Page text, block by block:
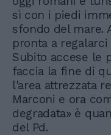
sì con i piedi
sfondo del mare.
pronta a
Subito accese le
faccia la fine di
l'area attrezzata
Marconi e ora
degradata» è
del Pd.